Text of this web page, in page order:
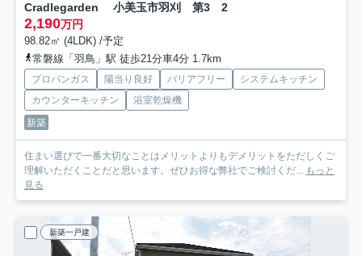
Cradlegarden 小美玉市羽刈 第3 2
2,190万円
98.82㎡ (4LDK) /予定
常磐線「羽鳥」駅 徒歩21分車4分 1.7km
プロパンガス 陽当り良好 バリアフリー
システムキッチン
カウンターキッチン
浴室乾燥機
新築
住まい選びで一番大切なことはメリットよりもデメリットをただしくご
理解いただくことだと思います。ぜひお得な弊社でご検討くだ... もっと
見る
新築一戸建